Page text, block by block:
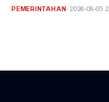
PEMERINTAHAN• 2026-08-05